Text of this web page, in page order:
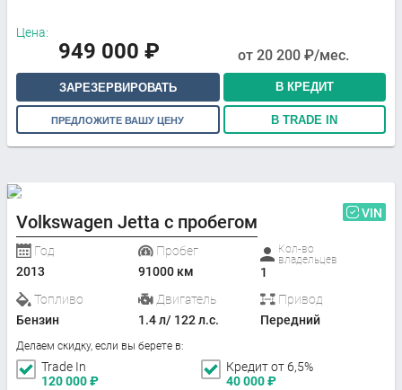
Цена:
949 000 ₽ от 20 200 ₽/мес.
ЗАРЕЗЕРВИРОВАТЬ В КРЕДИТ
ПРЕДЛОЖИТЕ ВАШУ ЦЕНУ В TRADE IN
Volkswagen Jetta с пробегом VIN
Год
2013
Пробег
91000 км
Кол-во
владельцев
1
Топливо
Бензин
Двигатель
1.4 л/ 122 л.с.
Привод
Передний
Делаем скидку, если вы берете в:
Trade In
120 000₽
Кредит от 6,5%
40 000₽